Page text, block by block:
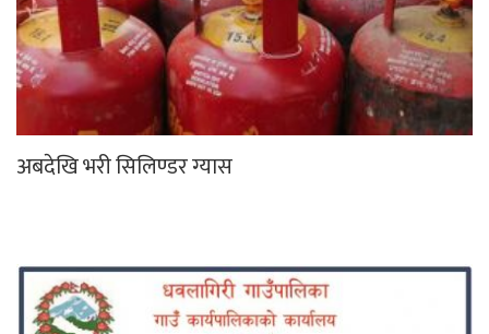
अबदेखि भरी सिलिण्डर ग्यास